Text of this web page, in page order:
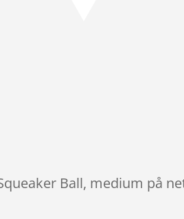
Ball, medium på